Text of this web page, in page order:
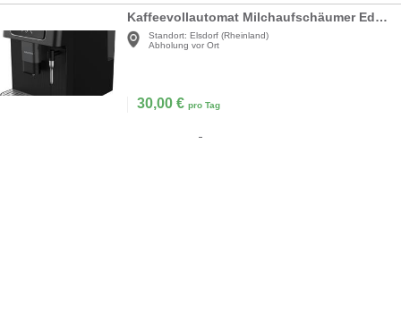
Kaffeevollautomat Milchaufschäumer Edelstahl 13 Mahlstufen 250 g Bohnenbehälter 2 Liter Wassertank
Standort: Elsdorf (Rheinland)
Abholung vor Ort
30,00 € pro Tag